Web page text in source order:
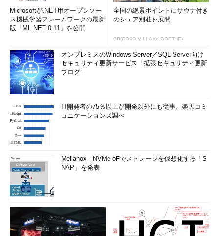
Microsoftが.NET用オープンソー
ス機械学習フレームワークの最新
版「ML.NET 0.11」を公開
全国の絶景ポイントにサウナ付き
のシェア別荘を展開
PR(COCO VILLA on GOETHE)
オンプレミスのWindows Server／SQL Server向け
セキュリティ更新サービス「拡張セキュリティ更新
プログ...
IT開発者の75％以上が開発以外にも従事、楽天コミ
ュニケーションズ調べ
Mellanox、NVMe-oFでストレージを仮想化する「S
NAP」を発表